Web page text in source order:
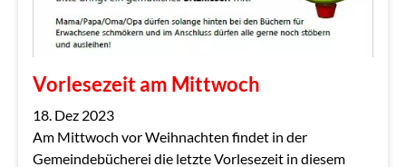
Vorlesezeit am Mittwoch
18. Dez 2023
Am Mittwoch vor Weihnachten findet in der
Gemeindebücherei die letzte Vorlesezeit in diesem